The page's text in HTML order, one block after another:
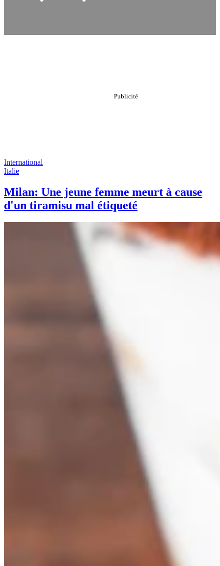
International
Italie
Milan: Une jeune femme meurt à cause
d'un tiramisu mal étiqueté